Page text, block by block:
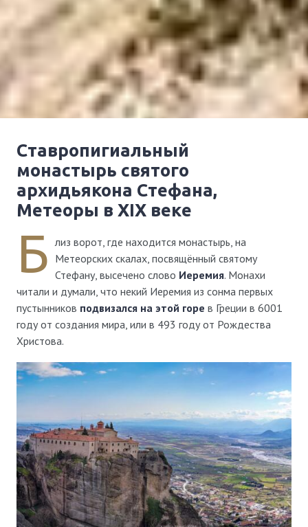
Ставропигиальный
монастырь святого
архидьякона Стефана,
Метеоры в XIX веке
Б лиз ворот, где находится монастырь, на
Метеорских скалах, посвящённый святому
Стефану, высечено слово Иеремия. Монахи
читали и думали, что некий Иеремия из сонма первых
пустынников подвизался на этой горе в Греции в 6001
году от создания мира, или в 493 году от Рождества
Христова.